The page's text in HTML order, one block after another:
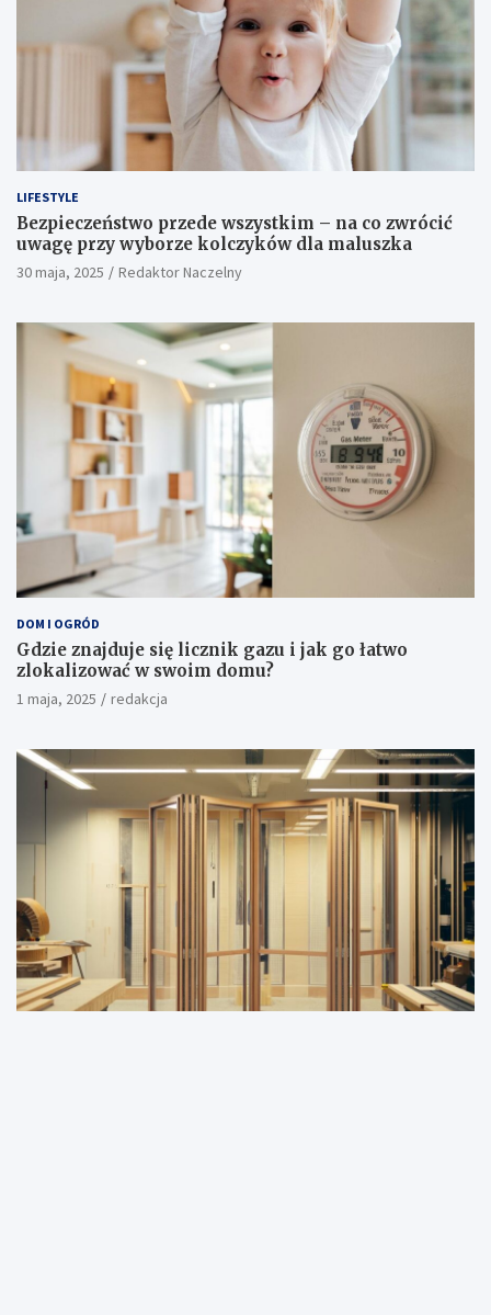
LIFESTYLE
Bezpieczeństwo przede wszystkim – na co zwrócić
uwagę przy wyborze kolczyków dla maluszka
30 maja, 2025 Redaktor Naczelny
DOM I OGRÓD
Gdzie znajduje się licznik gazu i jak go łatwo
zlokalizować w swoim domu?
1 maja, 2025 redakcja